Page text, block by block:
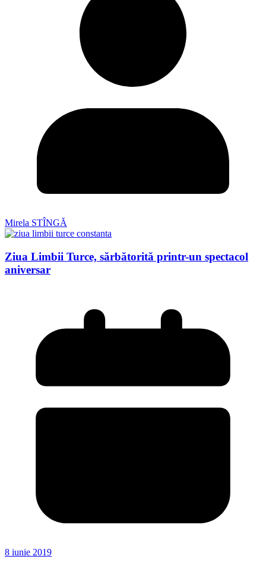
Mirela STÎNGĂ
Ziua Limbii Turce, sărbătorită printr-un spectacol
aniversar
8 iunie 2019